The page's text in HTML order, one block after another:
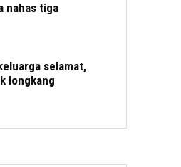
nahas tiga
selamat,
longkang